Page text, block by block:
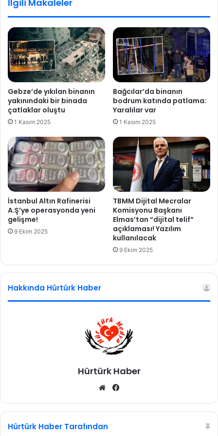
v
g
a
s
ı
t
b
o
d
d
e
p
r
e
m
İlgili Makaleler
Gebze’de yıkılan binanın
yakınındaki bir binada
çatlaklar oluştu
1 Kasım 2025
Bağcılar’da binanın
bodrum katında patlama:
Yaralılar var
1 Kasım 2025
İstanbul Altın Rafinerisi
A.Ş’ye operasyonda yeni
gelişme!
9 Ekim 2025
TBMM Dijital Mecralar
Komisyonu Başkanı
Elmas’tan “dijital telif”
açıklaması! Yazılım
kullanılacak
9 Ekim 2025
Hakkında Hürtürk Haber
Hürtürk Haber
We
sit bo
Hürtürk Haber Tarafından